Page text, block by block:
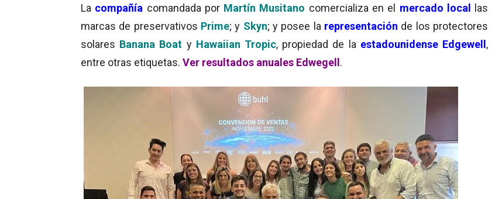
La compañía comandada por Martín Musitano comercializa en el mercado local las
marcas de preservativos Prime; y Skyn; y posee la representación de los protectores
solares Banana Boat y Hawaiian Tropic, propiedad de la estadounidense Edgewell,
entre otras etiquetas. Ver resultados anuales Edwegell.